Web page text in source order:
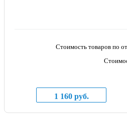
Стоимость товаров по
1 160 руб.